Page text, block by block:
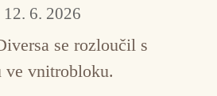
12. 6. 2026
se rozloučil s
ve vnitrobloku.